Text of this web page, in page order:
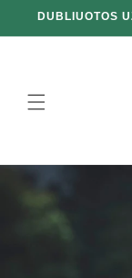
ir pereikite
prie turinio
DUBLIUOTOS